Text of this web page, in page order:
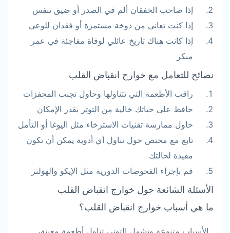
إذا صاحب الخفقان ألم في الصدر أو ضيق تنفس
إذا كنت تعاني من دوخة مستمرة أو فقدان للوعي
إذا كانت هناك تاريخ عائلي لوفاة مفاجئة في عمر
مبكر
نصائح للتعامل مع خوارج انقباض القلب
راقب الأطعمة التي تتناولها وحاول تجنب المحفزات
حافظ على حياتك خالية من التوتر بقدر الإمكان
حاول ممارسة تقنيات الاسترخاء مثل اليوغا أو التأمل
تابع مع مختص حول تناول أي أدوية يمكن أن تكون
مفيدة لحالتك
قم بإجراء الفحوصات الدورية مثل الإيكو والهولتر
الأسئلة الشائعة حول خوارج انقباض القلب
ما هي أسباب خوارج انقباض القلب؟
الأسباب متنوعة وتشمل التوتر، تناول أطعمة معينة،